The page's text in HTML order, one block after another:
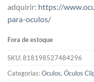
adquirir: https://
para-oculos/
Fora de estoque
SKU:818198527484296
Categorias:Oculos, Óculos